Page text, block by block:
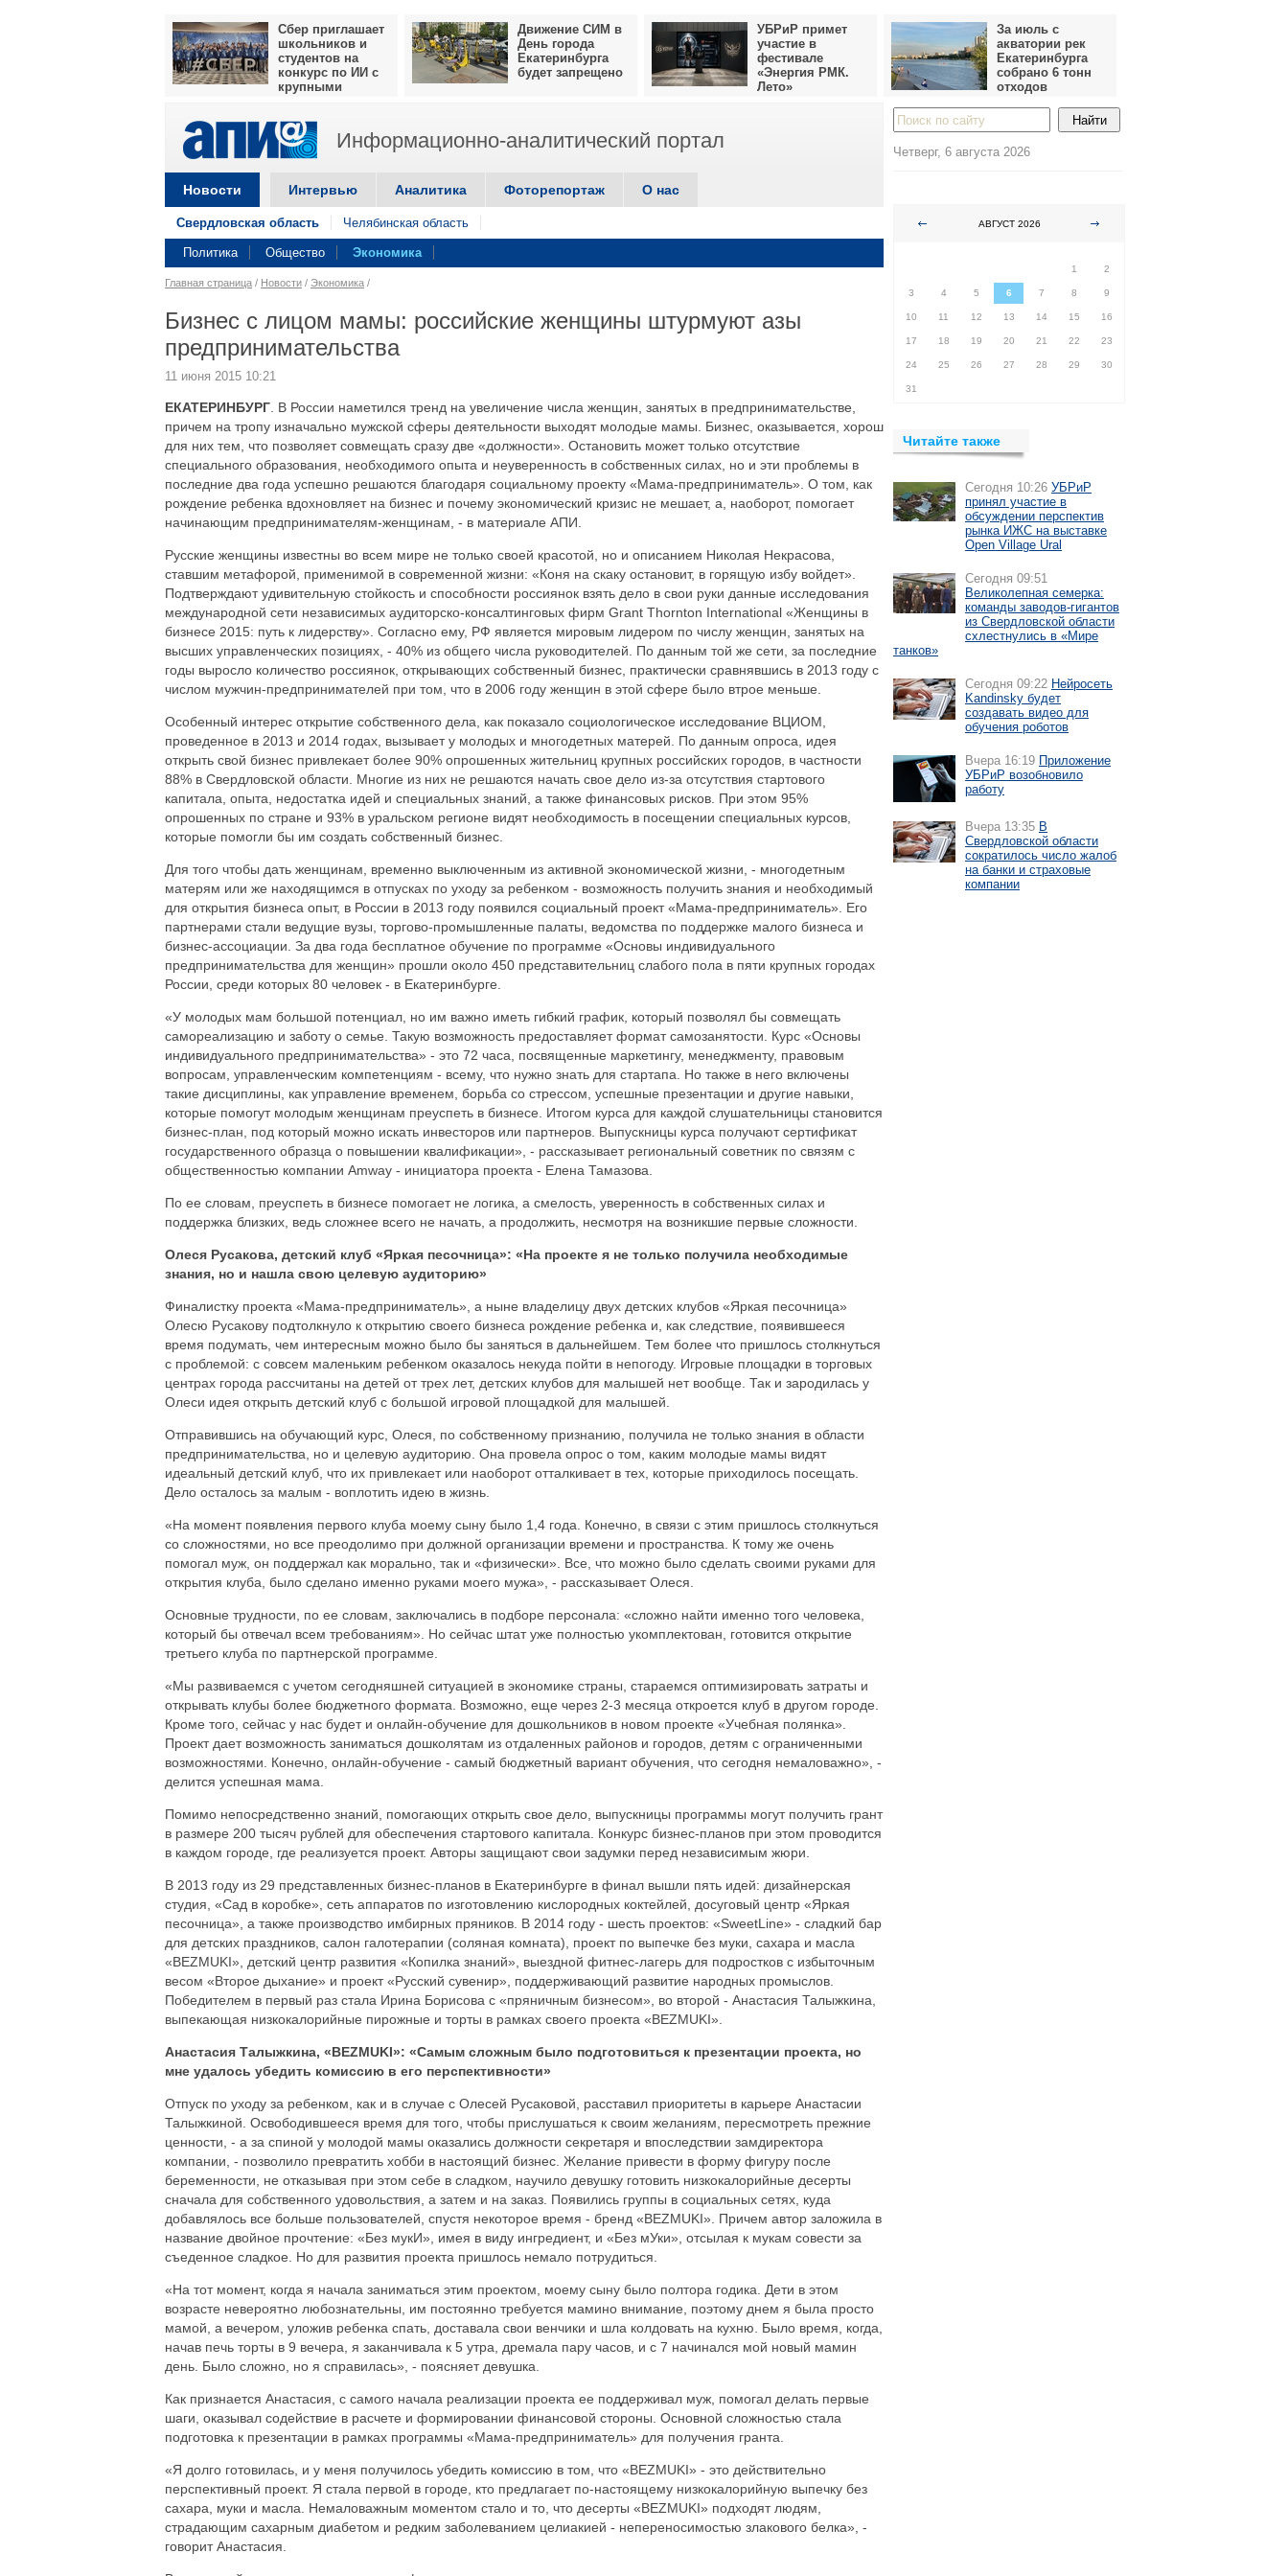
Сбер приглашает
школьников и
студентов на
конкурс по ИИ с
крупными
Движение СИМ в
День города
Екатеринбурга
будет запрещено
УБРиР примет
участие в
фестивале
«Энергия РМК.
Лето»
За июль с
акватории рек
Екатеринбурга
собрано 6 тонн
отходов
Информационно-аналитический портал
Новости Интервью Аналитика Фоторепортаж О нас
Свердловская область Челябинская область
Политика Общество Экономика
Главная страница / Новости / Экономика /
Бизнес с лицом мамы: российские женщины штурмуют азы
предпринимательства
11 июня 2015 10:21
ЕКАТЕРИНБУРГ . В России наметился тренд на увеличение числа женщин, занятых в предпринимательстве,
причем на тропу изначально мужской сферы деятельности выходят молодые мамы. Бизнес, оказывается, хорош
для них тем, что позволяет совмещать сразу две «должности». Остановить может только отсутствие
специального образования, необходимого опыта и неуверенность в собственных силах, но и эти проблемы в
последние два года успешно решаются благодаря социальному проекту «Мама-предприниматель». О том, как
рождение ребенка вдохновляет на бизнес и почему экономический кризис не мешает, а, наоборот, помогает
начинающим предпринимателям-женщинам, - в материале АПИ.
Русские женщины известны во всем мире не только своей красотой, но и описанием Николая Некрасова,
ставшим метафорой, применимой в современной жизни: «Коня на скаку остановит, в горящую избу войдет».
Подтверждают удивительную стойкость и способности россиянок взять дело в свои руки данные исследования
международной сети независимых аудиторско-консалтинговых фирм Grant Thornton International «Женщины в
бизнесе 2015: путь к лидерству». Согласно ему, РФ является мировым лидером по числу женщин, занятых на
высших управленческих позициях, - 40% из общего числа руководителей. По данным той же сети, за последние
годы выросло количество россиянок, открывающих собственный бизнес, практически сравнявшись в 2013 году с
числом мужчин-предпринимателей при том, что в 2006 году женщин в этой сфере было втрое меньше.
Особенный интерес открытие собственного дела, как показало социологическое исследование ВЦИОМ,
проведенное в 2013 и 2014 годах, вызывает у молодых и многодетных матерей. По данным опроса, идея
открыть свой бизнес привлекает более 90% опрошенных жительниц крупных российских городов, в частности
88% в Свердловской области. Многие из них не решаются начать свое дело из-за отсутствия стартового
капитала, опыта, недостатка идей и специальных знаний, а также финансовых рисков. При этом 95%
опрошенных по стране и 93% в уральском регионе видят необходимость в посещении специальных курсов,
которые помогли бы им создать собственный бизнес.
Для того чтобы дать женщинам, временно выключенным из активной экономической жизни, - многодетным
матерям или же находящимся в отпусках по уходу за ребенком - возможность получить знания и необходимый
для открытия бизнеса опыт, в России в 2013 году появился социальный проект «Мама-предприниматель». Его
партнерами стали ведущие вузы, торгово-промышленные палаты, ведомства по поддержке малого бизнеса и
бизнес-ассоциации. За два года бесплатное обучение по программе «Основы индивидуального
предпринимательства для женщин» прошли около 450 представительниц слабого пола в пяти крупных городах
России, среди которых 80 человек - в Екатеринбурге.
«У молодых мам большой потенциал, но им важно иметь гибкий график, который позволял бы совмещать
самореализацию и заботу о семье. Такую возможность предоставляет формат самозанятости. Курс «Основы
индивидуального предпринимательства» - это 72 часа, посвященные маркетингу, менеджменту, правовым
вопросам, управленческим компетенциям - всему, что нужно знать для стартапа. Но также в него включены
такие дисциплины, как управление временем, борьба со стрессом, успешные презентации и другие навыки,
которые помогут молодым женщинам преуспеть в бизнесе. Итогом курса для каждой слушательницы становится
бизнес-план, под который можно искать инвесторов или партнеров. Выпускницы курса получают сертификат
государственного образца о повышении квалификации», - рассказывает региональный советник по связям с
общественностью компании Amway - инициатора проекта - Елена Тамазова.
По ее словам, преуспеть в бизнесе помогает не логика, а смелость, уверенность в собственных силах и
поддержка близких, ведь сложнее всего не начать, а продолжить, несмотря на возникшие первые сложности.
Олеся Русакова, детский клуб «Яркая песочница»: «На проекте я не только получила необходимые
знания, но и нашла свою целевую аудиторию»
Финалистку проекта «Мама-предприниматель», а ныне владелицу двух детских клубов «Яркая песочница»
Олесю Русакову подтолкнуло к открытию своего бизнеса рождение ребенка и, как следствие, появившееся
время подумать, чем интересным можно было бы заняться в дальнейшем. Тем более что пришлось столкнуться
с проблемой: с совсем маленьким ребенком оказалось некуда пойти в непогоду. Игровые площадки в торговых
центрах города рассчитаны на детей от трех лет, детских клубов для малышей нет вообще. Так и зародилась у
Олеси идея открыть детский клуб с большой игровой площадкой для малышей.
Отправившись на обучающий курс, Олеся, по собственному признанию, получила не только знания в области
предпринимательства, но и целевую аудиторию. Она провела опрос о том, каким молодые мамы видят
идеальный детский клуб, что их привлекает или наоборот отталкивает в тех, которые приходилось посещать.
Дело осталось за малым - воплотить идею в жизнь.
«На момент появления первого клуба моему сыну было 1,4 года. Конечно, в связи с этим пришлось столкнуться
со сложностями, но все преодолимо при должной организации времени и пространства. К тому же очень
помогал муж, он поддержал как морально, так и «физически». Все, что можно было сделать своими руками для
открытия клуба, было сделано именно руками моего мужа», - рассказывает Олеся.
Основные трудности, по ее словам, заключались в подборе персонала: «сложно найти именно того человека,
который бы отвечал всем требованиям». Но сейчас штат уже полностью укомплектован, готовится открытие
третьего клуба по партнерской программе.
«Мы развиваемся с учетом сегодняшней ситуацией в экономике страны, стараемся оптимизировать затраты и
открывать клубы более бюджетного формата. Возможно, еще через 2-3 месяца откроется клуб в другом городе.
Кроме того, сейчас у нас будет и онлайн-обучение для дошкольников в новом проекте «Учебная полянка».
Проект дает возможность заниматься дошколятам из отдаленных районов и городов, детям с ограниченными
возможностями. Конечно, онлайн-обучение - самый бюджетный вариант обучения, что сегодня немаловажно», -
делится успешная мама.
Помимо непосредственно знаний, помогающих открыть свое дело, выпускницы программы могут получить грант
в размере 200 тысяч рублей для обеспечения стартового капитала. Конкурс бизнес-планов при этом проводится
в каждом городе, где реализуется проект. Авторы защищают свои задумки перед независимым жюри.
В 2013 году из 29 представленных бизнес-планов в Екатеринбурге в финал вышли пять идей: дизайнерская
студия, «Сад в коробке», сеть аппаратов по изготовлению кислородных коктейлей, досуговый центр «Яркая
песочница», а также производство имбирных пряников. В 2014 году - шесть проектов: «SweetLine» - сладкий бар
для детских праздников, салон галотерапии (соляная комната), проект по выпечке без муки, сахара и масла
«BEZMUKI», детский центр развития «Копилка знаний», выездной фитнес-лагерь для подростков с избыточным
весом «Второе дыхание» и проект «Русский сувенир», поддерживающий развитие народных промыслов.
Победителем в первый раз стала Ирина Борисова с «пряничным бизнесом», во второй - Анастасия Талыжкина,
выпекающая низкокалорийные пирожные и торты в рамках своего проекта «BEZMUKI».
Анастасия Талыжкина, «BEZMUKI»: «Самым сложным было подготовиться к презентации проекта, но
мне удалось убедить комиссию в его перспективности»
Отпуск по уходу за ребенком, как и в случае с Олесей Русаковой, расставил приоритеты в карьере Анастасии
Талыжкиной. Освободившееся время для того, чтобы прислушаться к своим желаниям, пересмотреть прежние
ценности, - а за спиной у молодой мамы оказались должности секретаря и впоследствии замдиректора
компании, - позволило превратить хобби в настоящий бизнес. Желание привести в форму фигуру после
беременности, не отказывая при этом себе в сладком, научило девушку готовить низкокалорийные десерты
сначала для собственного удовольствия, а затем и на заказ. Появились группы в социальных сетях, куда
добавлялось все больше пользователей, спустя некоторое время - бренд «BEZMUKI». Причем автор заложила в
название двойное прочтение: «Без мукИ», имея в виду ингредиент, и «Без мУки», отсылая к мукам совести за
съеденное сладкое. Но для развития проекта пришлось немало потрудиться.
«На тот момент, когда я начала заниматься этим проектом, моему сыну было полтора годика. Дети в этом
возрасте невероятно любознательны, им постоянно требуется мамино внимание, поэтому днем я была просто
мамой, а вечером, уложив ребенка спать, доставала свои венчики и шла колдовать на кухню. Было время, когда,
начав печь торты в 9 вечера, я заканчивала к 5 утра, дремала пару часов, и с 7 начинался мой новый мамин
день. Было сложно, но я справилась», - поясняет девушка.
Как признается Анастасия, с самого начала реализации проекта ее поддерживал муж, помогал делать первые
шаги, оказывал содействие в расчете и формировании финансовой стороны. Основной сложностью стала
подготовка к презентации в рамках программы «Мама-предприниматель» для получения гранта.
«Я долго готовилась, и у меня получилось убедить комиссию в том, что «BEZMUKI» - это действительно
перспективный проект. Я стала первой в городе, кто предлагает по-настоящему низкокалорийную выпечку без
сахара, муки и масла. Немаловажным моментом стало и то, что десерты «BEZMUKI» подходят людям,
страдающим сахарным диабетом и редким заболеванием целиакией - непереносимостью злакового белка», -
говорит Анастасия.
Четверг, 6 августа 2026
АВГУСТ 2026
1
2
3 4 5 6 7 8 9
10 11 12 13 14 15 16
17 18 19 20 21 22 23
24 25 26 27 28 29 30
31
Читайте также
Сегодня 10:26 УБРиР
принял участие в
обсуждении перспектив
рынка ИЖС на выставке
Open Village Ural
Сегодня 09:51
Великолепная семерка:
команды заводов-гигантов
из Свердловской области
схлестнулись в «Мире
танков»
Сегодня 09:22 Нейросеть
Kandinsky будет
создавать видео для
обучения роботов
Вчера 16:19 Приложение
УБРиР возобновило
работу
Вчера 13:35 В
Свердловской области
сократилось число жалоб
на банки и страховые
компании